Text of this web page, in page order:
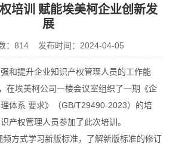
培训 赋能埃美柯企业创新发
展
：814 发布时间：2024-04-05
和提升企业知识产权管理人员的工作能
在埃美柯公司一楼会议室组织了一期《企
体系 要求》（GB/T29490-2023）的培
产权管理人员参加了此次培训。
频方式学习新版标准，了解新版标准的修订